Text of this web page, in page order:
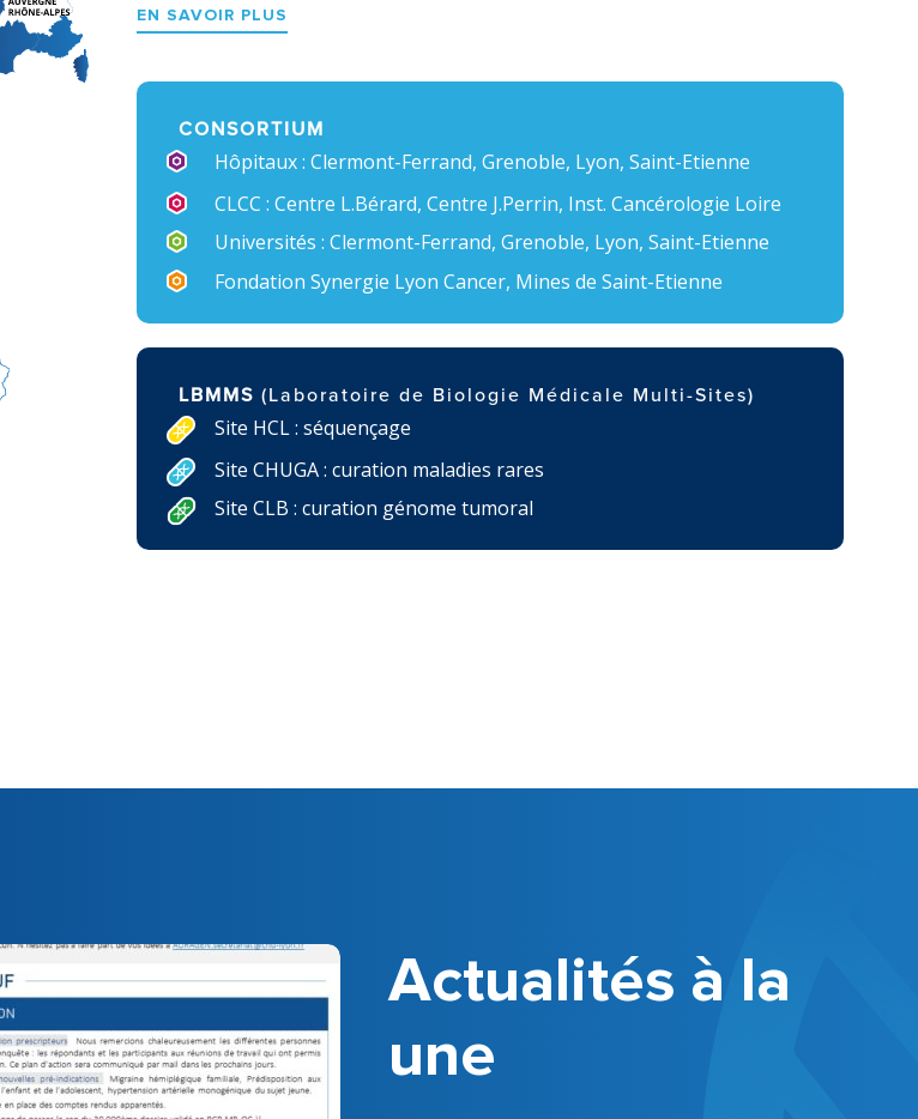
EN SAVOIR PLUS
CONSORTIUM
Hôpitaux : Clermont-Ferrand, Grenoble, Lyon, Saint-Etienne
CLCC : Centre L.Bérard, Centre J.Perrin, Inst. Cancérologie Loire
Universités : Clermont-Ferrand, Grenoble, Lyon, Saint-Etienne
Fondation Synergie Lyon Cancer, Mines de Saint-Etienne
LBMMS (Laboratoire de Biologie Médicale Multi-Sites)
Site HCL : séquençage
Site CHUGA : curation maladies rares
Site CLB : curation génome tumoral
Actualités à la
une